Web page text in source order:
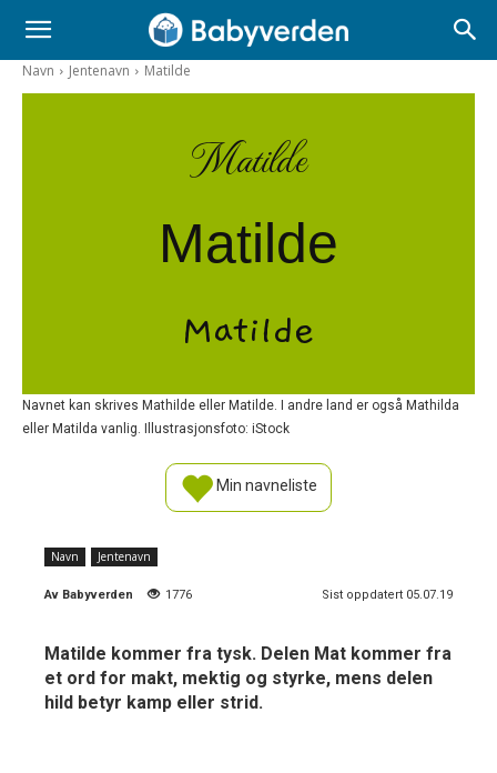
Navn Jentenavn Matilde
Matilde
Matilde
Matilde
Navnet kan skrives Mathilde eller Matilde. I andre land er også Mathilda
eller Matilda vanlig. Illustrasjonsfoto: iStock
Min navneliste
Navn Jentenavn
Av Babyverden 1776 Sist oppdatert 05.07.19
Matilde kommer fra tysk. Delen Mat kommer fra
et ord for makt, mektig og styrke, mens delen
hild betyr kamp eller strid.